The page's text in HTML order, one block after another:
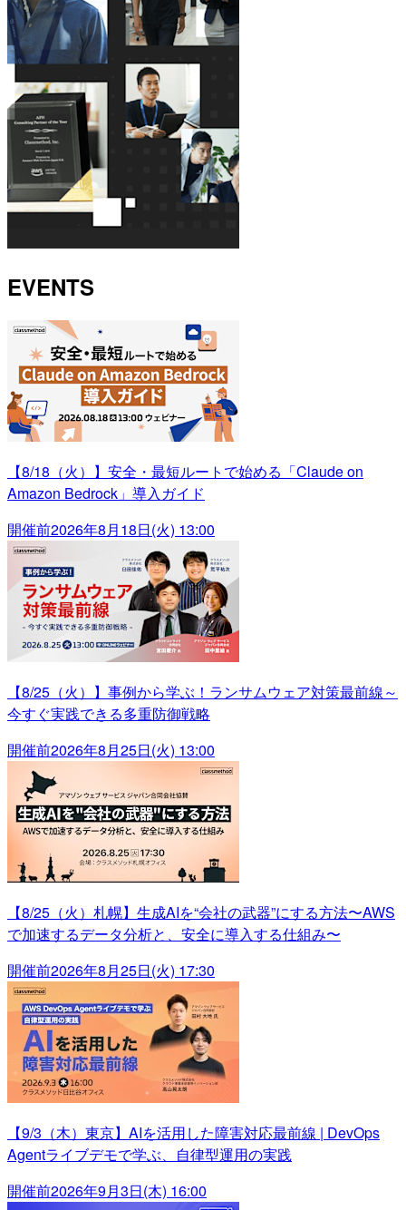
EVENTS
【8/18（火）】安全・最短ルートで始める「Claude on
Amazon Bedrock」導入ガイド
開催前2026年8月18日(火) 13:00
【8/25（火）】事例から学ぶ！ランサムウェア対策最前線～
今すぐ実践できる多重防御戦略
開催前2026年8月25日(火) 13:00
【8/25（火）札幌】生成AIを“会社の武器”にする方法〜AWS
で加速するデータ分析と、安全に導入する仕組み〜
開催前2026年8月25日(火) 17:30
【9/3（木）東京】AIを活用した障害対応最前線 | DevOps
Agentライブデモで学ぶ、自律型運用の実践
開催前2026年9月3日(木) 16:00